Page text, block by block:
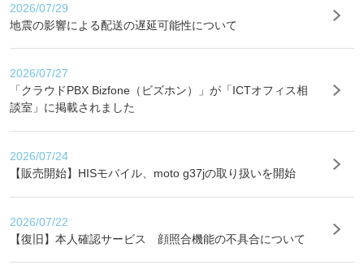
2026/07/29
地震の影響による配送の遅延可能性について
2026/07/27
「クラウドPBX Bizfone（ビズホン）」が「ICTオフィス相
談室」に掲載されました
2026/07/24
【販売開始】HISモバイル、moto g37jの取り扱いを開始
2026/07/22
【復旧】本人確認サービス 顔照合機能の不具合について